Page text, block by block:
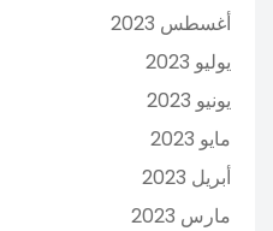
أغسطس 2023
يوليو 2023
يونيو 2023
مايو 2023
أبريل 2023
مارس 2023